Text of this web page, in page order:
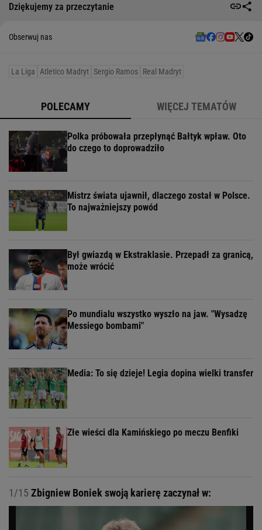
Dziękujemy za przeczytanie
Obserwuj nas
La Liga Atletico Madryt Sergio Ramos Real Madryt
POLECAMY WIĘCEJ TEMATÓW
Polka próbowała przepłynąć Bałtyk wpław. Oto
do czego to doprowadziło
Mistrz świata ujawnił, dlaczego został w Polsce.
To najważniejszy powód
Był gwiazdą w Ekstraklasie. Przepadł za granicą,
może wrócić
Po mundialu wszystko wyszło na jaw. "Wysadzę
Messiego bombami"
Media: To się dzieje! Legia dopina wielki transfer
Złe wieści dla Kamińskiego po meczu Benfiki
1/15 Zbigniew Boniek swoją karierę zaczynał w: